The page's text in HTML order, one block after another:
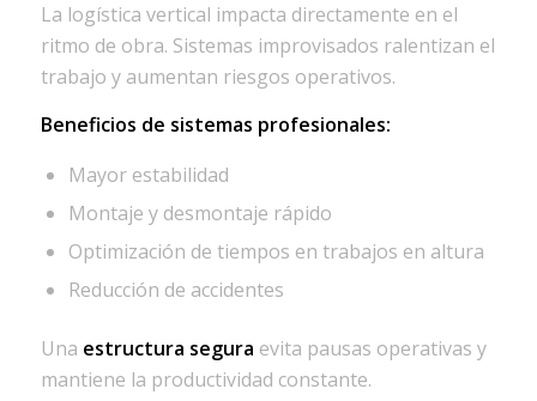
La logística vertical impacta directamente en el
ritmo de obra. Sistemas improvisados ralentizan el
trabajo y aumentan riesgos operativos.
Beneficios de sistemas profesionales:
Mayor estabilidad
Montaje y desmontaje rápido
Optimización de tiempos en trabajos en altura
Reducción de accidentes
Una estructura segura evita pausas operativas y
mantiene la productividad constante.